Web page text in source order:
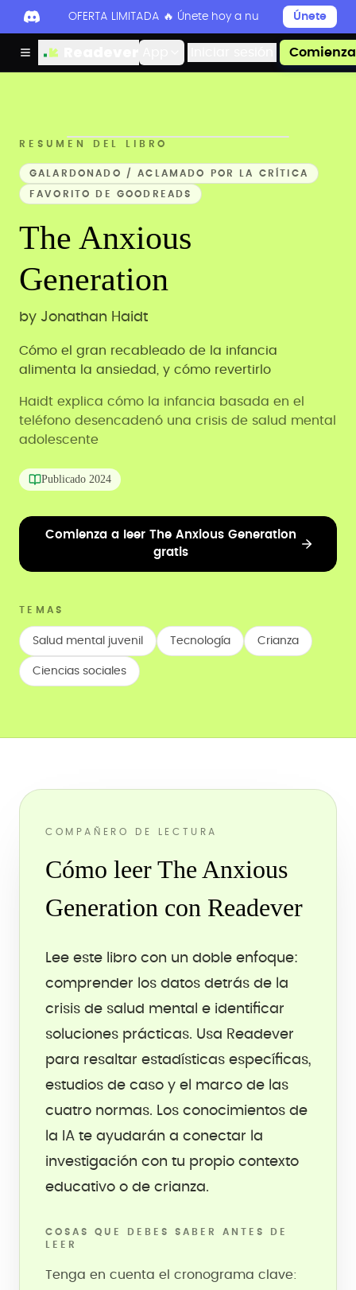
OFERTA LIMITADA 🔥 Únete hoy a nuestro Discord
Únete
RESUMEN DEL LIBRO
GALARDONADO / ACLAMADO POR LA CRÍTICA
FAVORITO DE GOODREADS
The Anxious
Generation
by Jonathan Haidt
Cómo el gran recableado de la infancia
alimenta la ansiedad, y cómo revertirlo
Haidt explica cómo la infancia basada en el
teléfono desencadenó una crisis de salud mental
adolescente
Publicado 2024
Comienza a leer The Anxious Generation
gratis
TEMAS
Salud mental juvenil Tecnología Crianza
Ciencias sociales
COMPAÑERO DE LECTURA
Cómo leer The Anxious
Generation con Readever
Lee este libro con un doble enfoque:
comprender los datos detrás de la
crisis de salud mental e identificar
soluciones prácticas. Usa Readever
para resaltar estadísticas específicas,
estudios de caso y el marco de las
cuatro normas. Los conocimientos de
la IA te ayudarán a conectar la
investigación con tu propio contexto
educativo o de crianza.
COSAS QUE DEBES SABER ANTES DE
LEER
Tenga en cuenta el cronograma clave: